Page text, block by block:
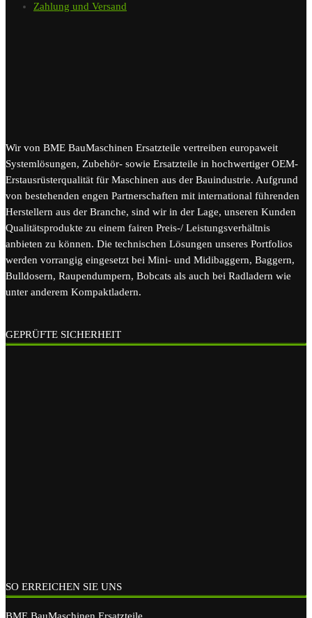
Zahlung und Versand
Wir von BME BauMaschinen Ersatzteile vertreiben europaweit
Systemlösungen, Zubehör- sowie Ersatzteile in hochwertiger OEM-
Erstausrüsterqualität für Maschinen aus der Bauindustrie. Aufgrund
von bestehenden engen Partnerschaften mit international führenden
Herstellern aus der Branche, sind wir in der Lage, unseren Kunden
Qualitätsprodukte zu einem fairen Preis-/ Leistungsverhältnis
anbieten zu können. Die technischen Lösungen unseres Portfolios
werden vorrangig eingesetzt bei Mini- und Midibaggern, Baggern,
Bulldosern, Raupendumpern, Bobcats als auch bei Radladern wie
unter anderem Kompaktladern.
GEPRÜFTE SICHERHEIT
SO ERREICHEN SIE UNS